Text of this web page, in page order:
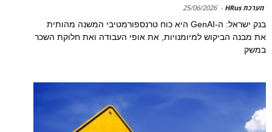
מערכת HRus -
25/06/2026
בנק ישראל: ה-GenAI היא כוח טרנספורמטיבי המשנה מהותית
את מבנה הביקוש למיומנויות, את אופי העבודה ואת חלוקת השכר
במשק